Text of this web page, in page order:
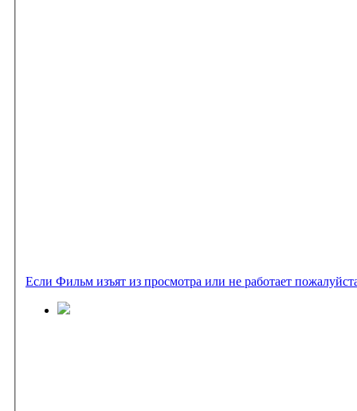
Если Фильм изъят из просмотра или не работает